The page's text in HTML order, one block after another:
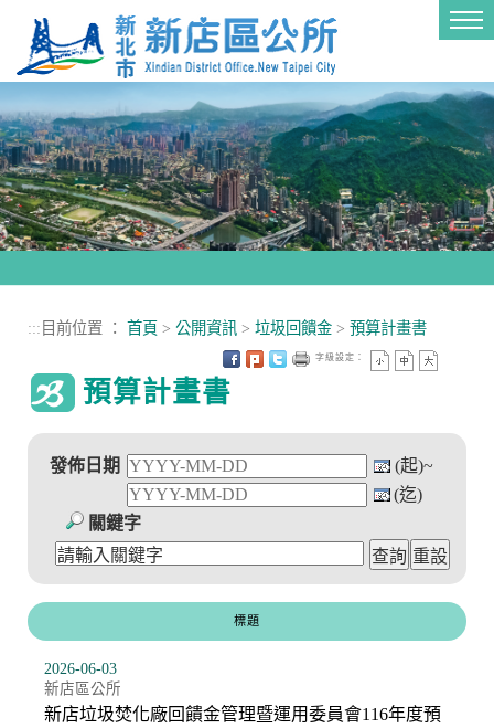
::: 目前位置 ： 首頁 > 公開資訊 > 垃圾回饋金 > 預算計畫書
預算計畫書
字級設定：
發佈日期
(起)~
(迄)
關鍵字
標題
新店垃圾焚化廠回饋金管理暨運用委員會116年度預
新店區公所
2026-06-03